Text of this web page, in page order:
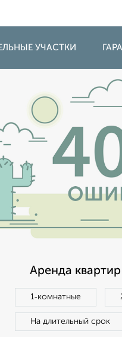
УЧАСТКИ
Аренда квартир
1‑комнатные
На длительный срок